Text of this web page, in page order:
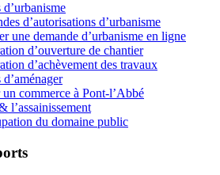
d’urbanisme
d’autorisations d’urbanisme
une demande d’urbanisme en ligne
d’ouverture de chantier
d’achèvement des travaux
d’aménager
commerce à Pont-l’Abbé
l’assainissement
du domaine public